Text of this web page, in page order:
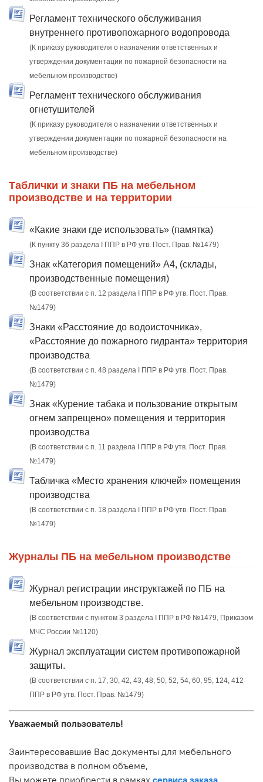
Регламент технического обслуживания
внутреннего противопожарного водопровода
(К приказу руководителя о назначении ответственных и
утверждении документации по пожарной безопасности на
мебельном производстве)
Регламент технического обслуживания
огнетушителей
(К приказу руководителя о назначении ответственных и
утверждении документации по пожарной безопасности на
мебельном производстве)
Таблички и знаки ПБ на мебельном
производстве и на территории
«Какие знаки где использовать» (памятка)
(К пункту 36 раздела I ППР в РФ утв. Пост. Прав. №1479)
Знак «Категория помещений» А4, (склады,
производственные помещения)
(В соответствии с п. 12 раздела I ППР в РФ утв. Пост. Прав.
№1479)
Знаки «Расстояние до водоисточника»,
«Расстояние до пожарного гидранта» территория
производства
(В соответствии с п. 48 раздела I ППР в РФ утв. Пост. Прав.
№1479)
Знак «Курение табака и пользование открытым
огнем запрещено» помещения и территория
производства
(В соответствии с п. 11 раздела I ППР в РФ утв. Пост. Прав.
№1479)
Табличка «Место хранения ключей» помещения
производства
(В соответствии с п. 18 раздела I ППР в РФ утв. Пост. Прав.
№1479)
Журналы ПБ на мебельном производстве
Журнал регистрации инструктажей по ПБ на
мебельном производстве.
(В соответствии с пунктом 3 раздела I ППР в РФ №1479, Приказом
МЧС России №1120)
Журнал эксплуатации систем противопожарной
защиты.
(В соответствии с п. 17, 30, 42, 43, 48, 50, 52, 54, 60, 95, 124, 412
ППР в РФ утв. Пост. Прав. №1479)
Уважаемый пользователь!
Заинтересовавшие Вас документы для мебельного
производства в полном объеме,